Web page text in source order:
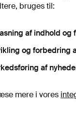
mig
bruges til:
af indhold og
og forbedring
af
mere i vores